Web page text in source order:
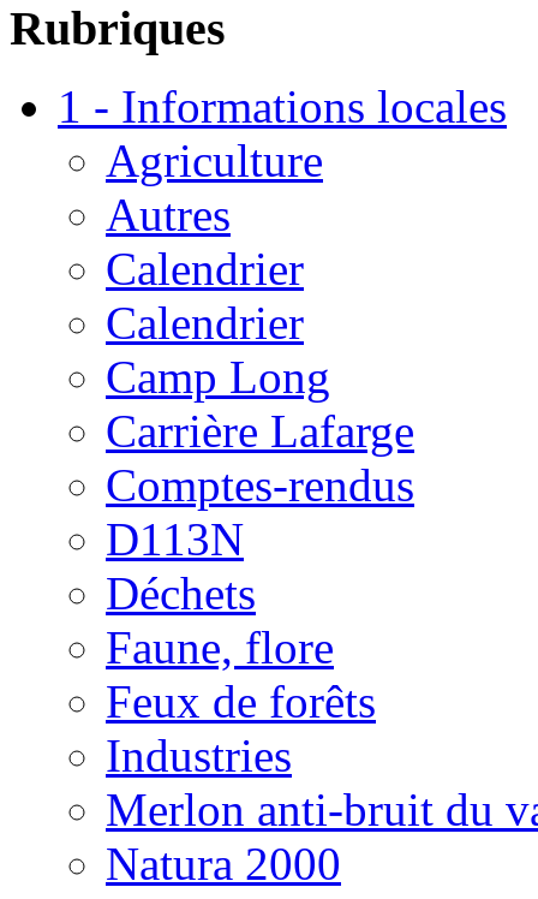
Rubriques
1 - Informations locales
Agriculture
Autres
Calendrier
Calendrier
Camp Long
Carrière Lafarge
Comptes-rendus
D113N
Déchets
Faune, flore
Feux de forêts
Industries
Merlon anti-bruit du
Natura 2000